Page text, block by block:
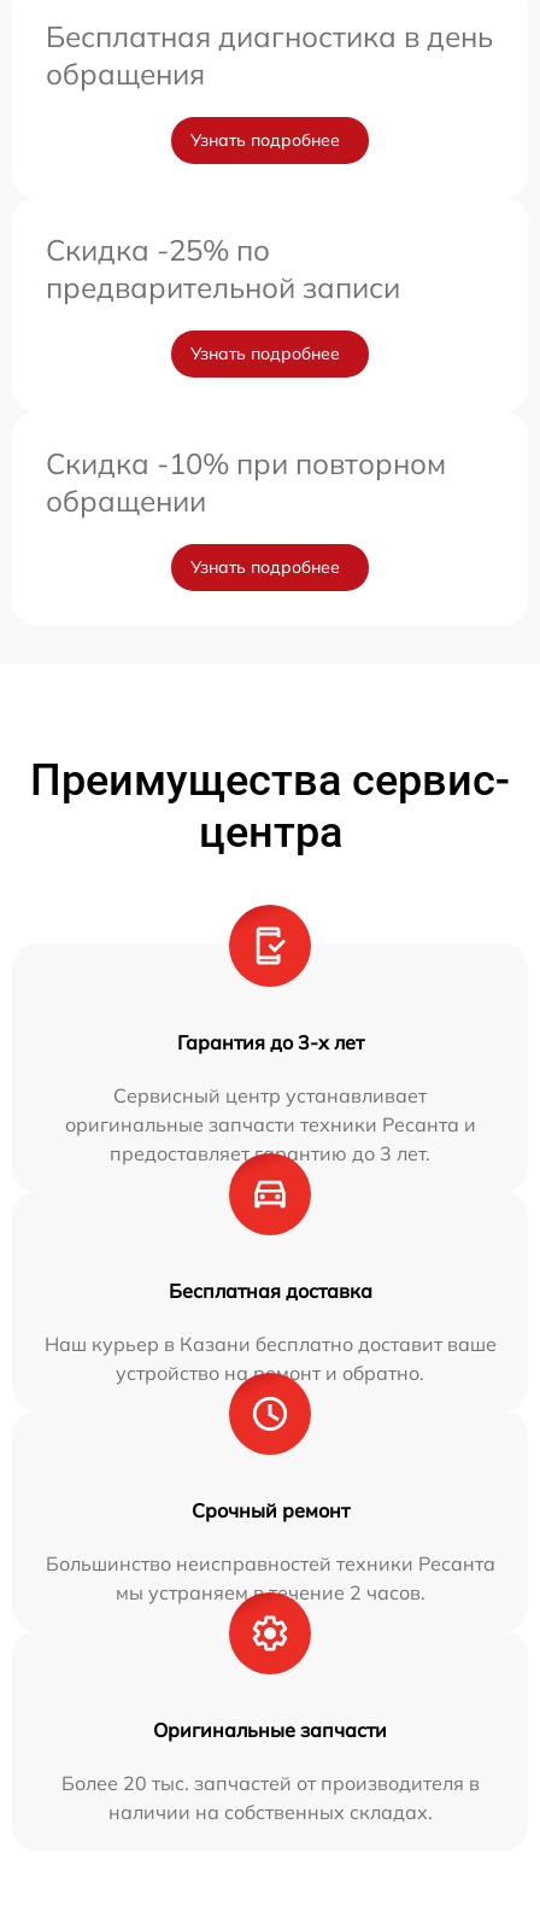
Бесплатная диагностика в день
обращения
Узнать подробнее
Скидка -25% по
предварительной записи
Узнать подробнее
Скидка -10% при повторном
обращении
Узнать подробнее
Преимущества сервис-
центра
Гарантия до 3-х лет
Сервисный центр устанавливает
оригинальные запчасти техники Ресанта и
предоставляет гарантию до 3 лет.
Бесплатная доставка
Наш курьер в Казани бесплатно доставит ваше
устройство на ремонт и обратно.
Срочный ремонт
Большинство неисправностей техники Ресанта
мы устраняем в течение 2 часов.
Оригинальные запчасти
Более 20 тыс. запчастей от производителя в
наличии на собственных складах.